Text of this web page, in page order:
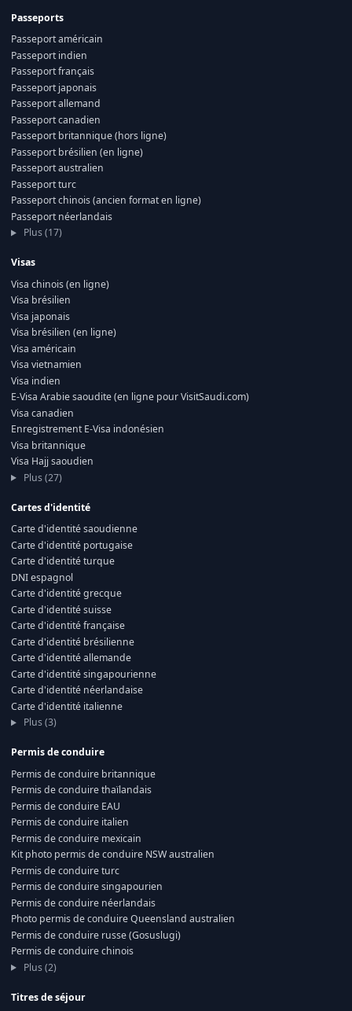
Passeports
Passeport américain
Passeport indien
Passeport français
Passeport japonais
Passeport allemand
Passeport canadien
Passeport britannique (hors ligne)
Passeport brésilien (en ligne)
Passeport australien
Passeport turc
Passeport chinois (ancien format en ligne)
Passeport néerlandais
Plus (17)
Visas
Visa chinois (en ligne)
Visa brésilien
Visa japonais
Visa brésilien (en ligne)
Visa américain
Visa vietnamien
Visa indien
E-Visa Arabie saoudite (en ligne pour VisitSaudi.com)
Visa canadien
Enregistrement E-Visa indonésien
Visa britannique
Visa Hajj saoudien
Plus (27)
Cartes d'identité
Carte d'identité saoudienne
Carte d'identité portugaise
Carte d'identité turque
DNI espagnol
Carte d'identité grecque
Carte d'identité suisse
Carte d'identité française
Carte d'identité brésilienne
Carte d'identité allemande
Carte d'identité singapourienne
Carte d'identité néerlandaise
Carte d'identité italienne
Plus (3)
Permis de conduire
Permis de conduire britannique
Permis de conduire thaïlandais
Permis de conduire EAU
Permis de conduire italien
Permis de conduire mexicain
Kit photo permis de conduire NSW australien
Permis de conduire turc
Permis de conduire singapourien
Permis de conduire néerlandais
Photo permis de conduire Queensland australien
Permis de conduire russe (Gosuslugi)
Permis de conduire chinois
Plus (2)
Titres de séjour